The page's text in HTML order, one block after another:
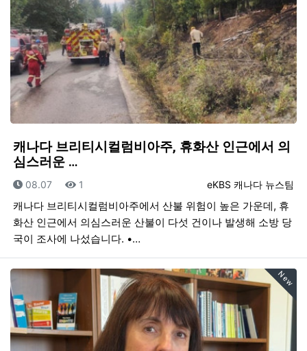
캐나다 브리티시컬럼비아주, 휴화산 인근에서 의
심스러운 …
등록자
eKBS 캐나다 뉴스팀
등록일
08.07 조회
1
캐나다 브리티시컬럼비아주에서 산불 위험이 높은 가운데, 휴
화산 인근에서 의심스러운 산불이 다섯 건이나 발생해 소방 당
국이 조사에 나섰습니다. •…
New